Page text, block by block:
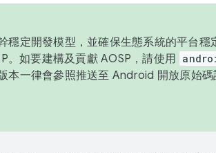
穩定開發模型，並確保生態系統的平台
。如要建構及貢獻 AOSP，請使用
本一律會參照推送至 Android 開放原始碼